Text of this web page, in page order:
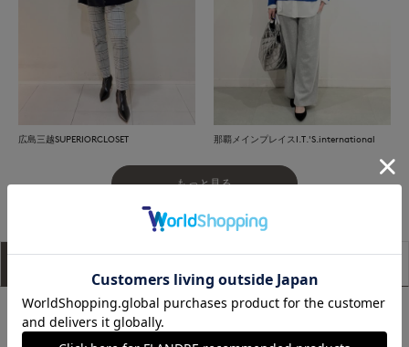
広島三越SUPERIORCLOSET 那覇メインプレイスI.T.'S.international
もっと見る
■デザイン
様々な着こなしのアレンジが出来るハーフジップのプルオーバ